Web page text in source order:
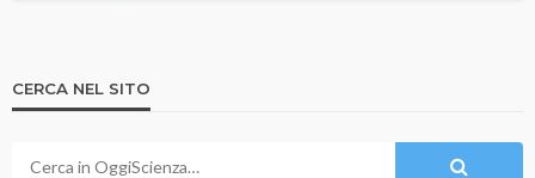
CERCA NEL SITO